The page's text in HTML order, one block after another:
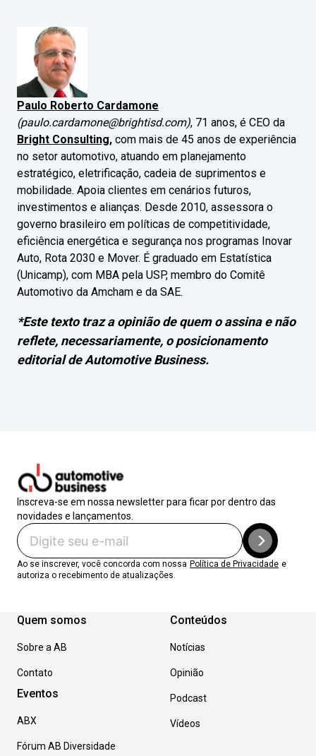
Paulo Roberto Cardamone
(paulo.cardamone@brightisd.com), 71 anos, é CEO da
Bright Consulting, com mais de 45 anos de experiência
no setor automotivo, atuando em planejamento
estratégico, eletrificação, cadeia de suprimentos e
mobilidade. Apoia clientes em cenários futuros,
investimentos e alianças. Desde 2010, assessora o
governo brasileiro em políticas de competitividade,
eficiência energética e segurança nos programas Inovar
Auto, Rota 2030 e Mover. É graduado em Estatística
(Unicamp), com MBA pela USP, membro do Comitê
Automotivo da Amcham e da SAE.
*Este texto traz a opinião de quem o assina e não
reflete, necessariamente, o posicionamento
editorial de Automotive Business.
Inscreva-se em nossa newsletter para ficar por dentro das
novidades e lançamentos.
Ao se inscrever, você concorda com nossa Política de Privacidade e
autoriza o recebimento de atualizações.
Quem somos
Sobre a AB
Contato
Eventos
ABX
Fórum AB Diversidade
Conteúdos
Notícias
Opinião
Podcast
Vídeos